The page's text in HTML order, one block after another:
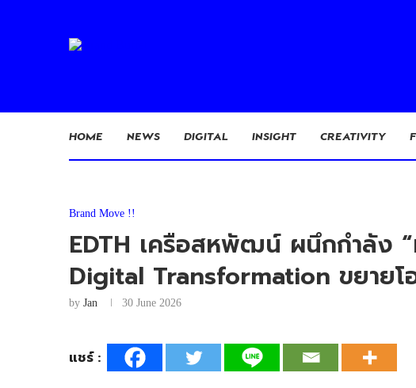
HOME NEWS DIGITAL INSIGHT CREATIVITY
Brand Move !!
EDTH เครือสหพัฒน์ ผนึกกำลัง
Digital Transformation ขยายโ
by Jan 30 June 2026
แชร์ :